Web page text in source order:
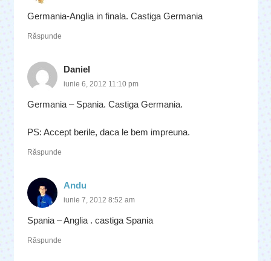
Germania-Anglia in finala. Castiga Germania
Răspunde
Daniel
iunie 6, 2012 11:10 pm
Germania – Spania. Castiga Germania.
PS: Accept berile, daca le bem impreuna.
Răspunde
Andu
iunie 7, 2012 8:52 am
Spania – Anglia . castiga Spania
Răspunde